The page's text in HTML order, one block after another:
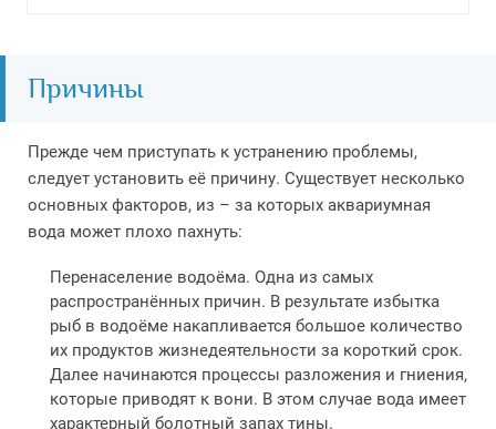
Причины
Прежде чем приступать к устранению проблемы,
следует установить её причину. Существует несколько
основных факторов, из – за которых аквариумная
вода может плохо пахнуть:
Перенаселение водоёма. Одна из самых
распространённых причин. В результате избытка
рыб в водоёме накапливается большое количество
их продуктов жизнедеятельности за короткий срок.
Далее начинаются процессы разложения и гниения,
которые приводят к вони. В этом случае вода имеет
характерный болотный запах тины.